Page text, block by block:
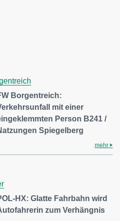
Borgentreich:
mit einer
Person B241 /
Spiegelberg
mehr
HX: Glatte Fahrbahn wird
zum Verhängnis